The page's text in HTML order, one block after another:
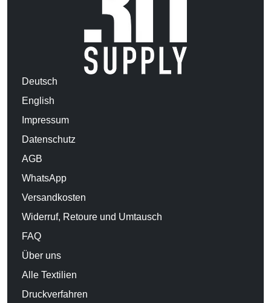
Deutsch
English
Impressum
Datenschutz
AGB
WhatsApp
Versandkosten
Widerruf, Retoure und Umtausch
FAQ
Über uns
Alle Textilien
Druckverfahren